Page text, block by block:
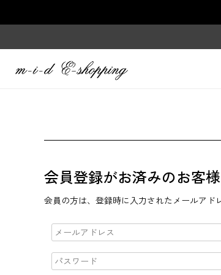
会員登録がお済みのお客様
会員の方は、登録時に入力されたメールアド